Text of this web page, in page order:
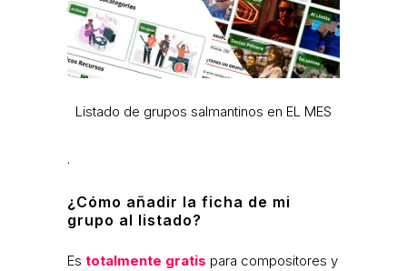
Listado de grupos salmantinos en EL MES
.
¿Cómo añadir la ficha de mi
grupo al listado?
Es totalmente gratis para compositores y